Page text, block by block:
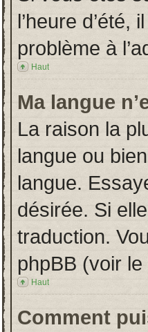
l’heure
problème à
Haut
Ma langue
La raison la
langue ou
langue.
désirée. Si
traduction.
phpBB (voir
Haut
Comment